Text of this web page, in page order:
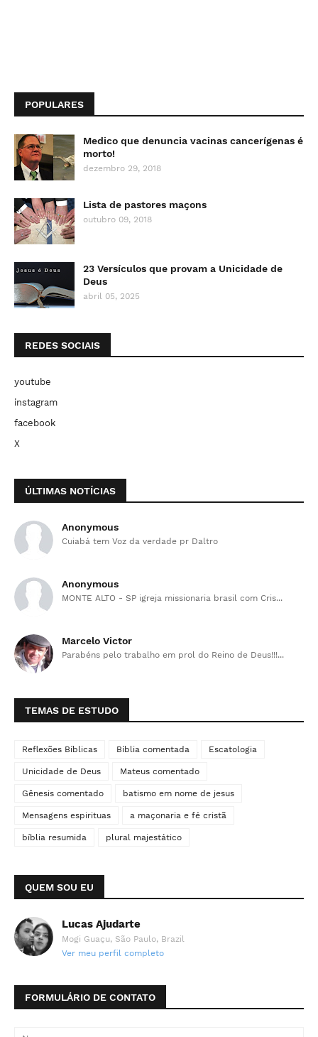
POPULARES
Medico que denuncia vacinas cancerígenas é
morto!
dezembro 29, 2018
Lista de pastores maçons
outubro 09, 2018
23 Versículos que provam a Unicidade de
Deus
abril 05, 2025
REDES SOCIAIS
youtube
instagram
facebook
X
ÚLTIMAS NOTÍCIAS
Anonymous
Cuiabá tem Voz da verdade pr Daltro
Anonymous
MONTE ALTO - SP igreja missionaria brasil com Cris...
Marcelo Victor
Parabéns pelo trabalho em prol do Reino de Deus!!!...
TEMAS DE ESTUDO
Reflexões Bíblicas Bíblia comentada Escatologia
Unicidade de Deus Mateus comentado
Gênesis comentado batismo em nome de jesus
Mensagens espirituas a maçonaria e fé cristã
bíblia resumida plural majestático
QUEM SOU EU
Lucas Ajudarte
Mogi Guaçu, São Paulo, Brazil
Ver meu perfil completo
FORMULÁRIO DE CONTATO